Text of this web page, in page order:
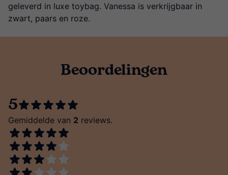
geleverd in luxe toybag. Vanessa is verkrijgbaar in
zwart, paars en roze.
Beoordelingen
5
Gemiddelde van 2 reviews.